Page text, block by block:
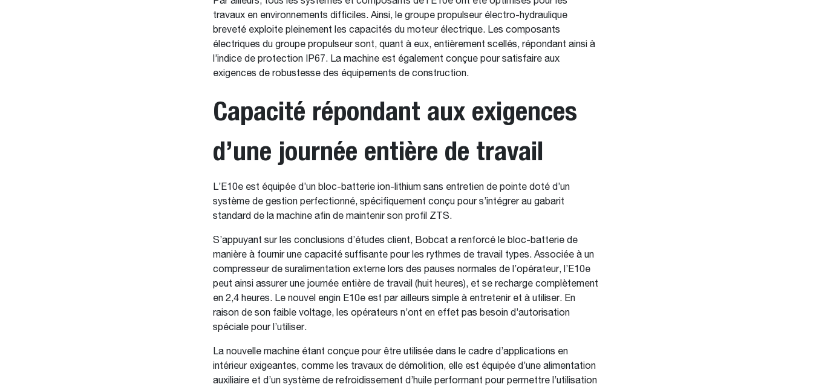
travaux en environnements difficiles. Ainsi, le groupe propulseur électro-hydraulique
breveté exploite pleinement les capacités du moteur électrique. Les composants
électriques du groupe propulseur sont, quant à eux, entièrement scellés, répondant ainsi à
l’indice de protection IP67. La machine est également conçue pour satisfaire aux
exigences de robustesse des équipements de construction.
Capacité répondant aux exigences
d’une journée entière de travail
L’E10e est équipée d’un bloc-batterie ion-lithium sans entretien de pointe doté d’un
système de gestion perfectionné, spécifiquement conçu pour s’intégrer au gabarit
standard de la machine afin de maintenir son profil ZTS.
S’appuyant sur les conclusions d’études client, Bobcat a renforcé le bloc-batterie de
manière à fournir une capacité suffisante pour les rythmes de travail types. Associée à un
compresseur de suralimentation externe lors des pauses normales de l’opérateur, l’E10e
peut ainsi assurer une journée entière de travail (huit heures), et se recharge complètement
en 2,4 heures. Le nouvel engin E10e est par ailleurs simple à entretenir et à utiliser. En
raison de son faible voltage, les opérateurs n’ont en effet pas besoin d’autorisation
spéciale pour l’utiliser.
La nouvelle machine étant conçue pour être utilisée dans le cadre d’applications en
intérieur exigeantes, comme les travaux de démolition, elle est équipée d’une alimentation
auxiliaire et d’un système de refroidissement d’huile performant pour permettre l’utilisation